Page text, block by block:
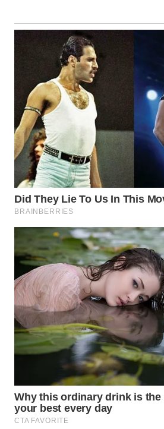
NUSANTARA
WN
JATIM
WN
BALI
WN
KALBAR
WN
KALTENG
WN
KALTARA
KALSEL
WN
SULSEL